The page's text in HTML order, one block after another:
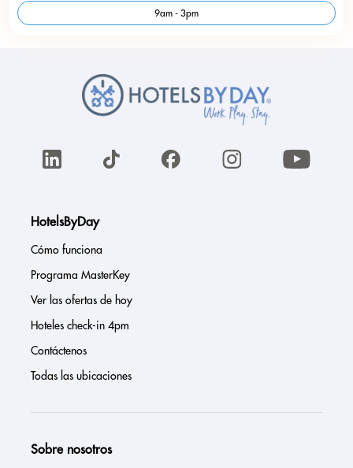
9am - 3pm
HotelsByDay
Cómo funciona
Programa MasterKey
Ver las ofertas de hoy
Hoteles check-in 4pm
Contáctenos
Todas las ubicaciones
Sobre nosotros